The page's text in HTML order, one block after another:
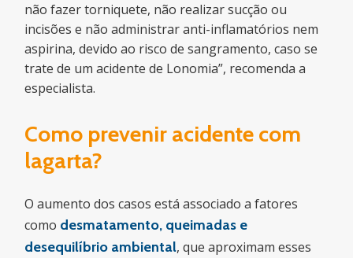
não fazer torniquete, não realizar sucção ou
incisões e não administrar anti-inflamatórios nem
aspirina, devido ao risco de sangramento, caso se
trate de um acidente de Lonomia”, recomenda a
especialista.
Como prevenir acidente com
lagarta?
O aumento dos casos está associado a fatores
como desmatamento, queimadas e
desequilíbrio ambiental, que aproximam esses